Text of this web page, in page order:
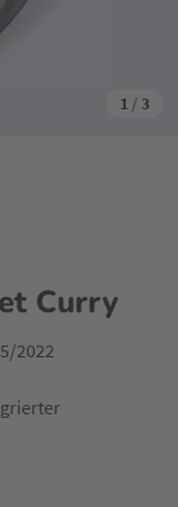
1 / 3
Curry
2022